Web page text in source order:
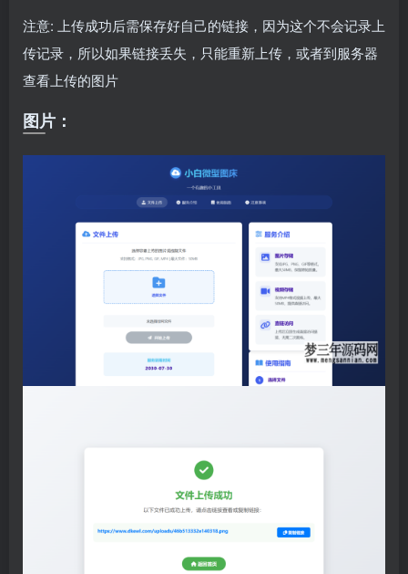
注意: 上传成功后需保存好自己的链接，因为这个不会记录上
传记录，所以如果链接丢失，只能重新上传，或者到服务器
查看上传的图片
图片：